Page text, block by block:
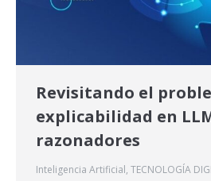
Revisitando el
explicabilidad en
razonadores
Inteligencia Artificial, TECNOLOGÍA